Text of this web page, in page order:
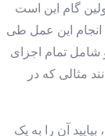
گام این است
انجام این عمل طی
شامل تمام اجزای
مثالی که در
آن را به یک